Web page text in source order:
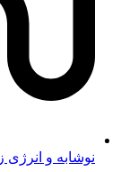
نوشابه و انرژی زا